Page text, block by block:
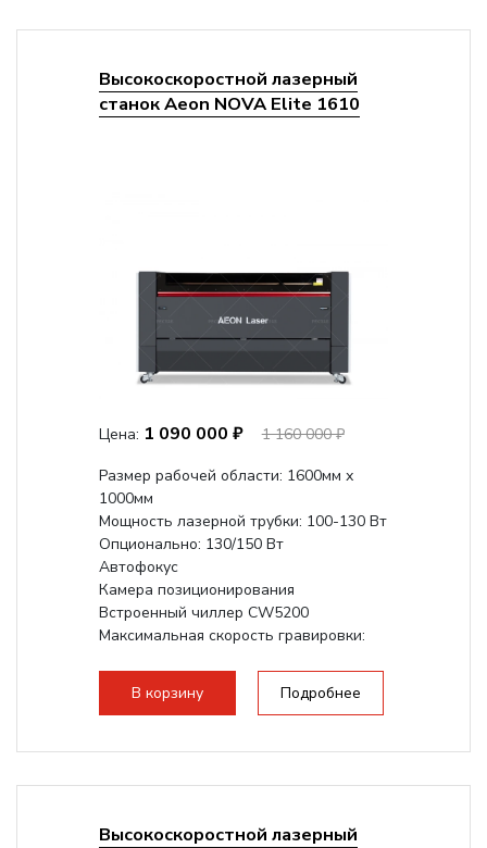
Высокоскоростной лазерный
станок Aeon NOVA Elite 1610
Цена: 1 090 000 ₽
1 160 000 ₽
Размер рабочей области: 1600мм х
1000мм
Мощность лазерной трубки: 100-130 Вт
Опционально: 130/150 Вт
Автофокус
Камера позиционирования
Встроенный чиллер CW5200
Максимальная скорость гравировки:
140мм,...
В корзину Подробнее
Высокоскоростной лазерный